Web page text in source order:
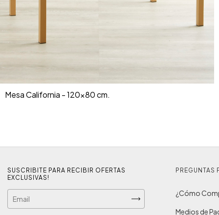
Mesa California - 120x80 cm.
SUSCRIBITE PARA RECIBIR OFERTAS
EXCLUSIVAS!
PREGUNTAS
¿Cómo
Medios de